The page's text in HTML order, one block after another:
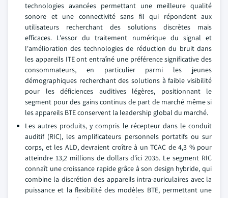
technologies avancées permettant une meilleure qualité
sonore et une connectivité sans fil qui répondent aux
utilisateurs recherchant des solutions discrètes mais
efficaces. L'essor du traitement numérique du signal et
l'amélioration des technologies de réduction du bruit dans
les appareils ITE ont entraîné une préférence significative des
consommateurs, en particulier parmi les jeunes
démographiques recherchant des solutions à faible visibilité
pour les déficiences auditives légères, positionnant le
segment pour des gains continus de part de marché même si
les appareils BTE conservent la leadership global du marché.
Les autres produits, y compris le récepteur dans le conduit
auditif (RIC), les amplificateurs personnels portatifs ou sur
corps, et les ALD, devraient croître à un TCAC de 4,3 % pour
atteindre 13,2 millions de dollars d'ici 2035. Le segment RIC
connaît une croissance rapide grâce à son design hybride, qui
combine la discrétion des appareils intra-auriculaires avec la
puissance et la flexibilité des modèles BTE, permettant une